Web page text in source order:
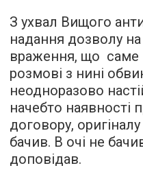
З ухвал Вищого
надання дозволу
враження, що саме
розмові з нині
неодноразово
начебто наявності
договору,
бачив. В очі не
доповідав.